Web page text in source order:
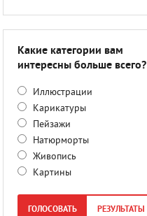
Какие категории вам
интересны больше всего?
Иллюстрации
Карикатуры
Пейзажи
Натюрморты
Живопись
Картины
ГОЛОСОВАТЬ РЕЗУЛЬТАТЫ